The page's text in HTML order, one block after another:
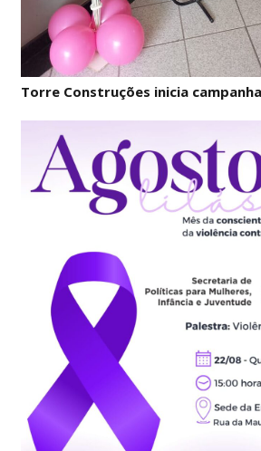
Torre Construções inicia